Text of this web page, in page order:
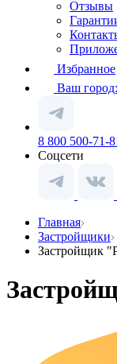
Отзывы
Избранное
Ваш город:
8 800 500-71-
Соцсети
Главная
Застройщики
Застройщик